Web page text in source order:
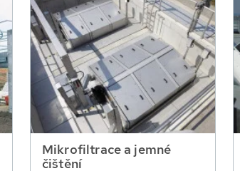
Mikrofiltrace a jemné
čištění